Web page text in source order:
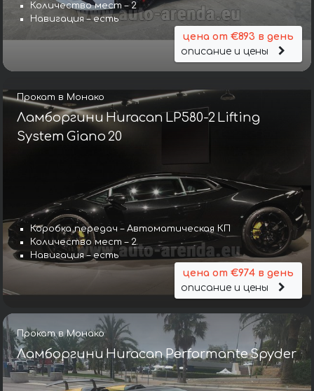
Количество мест – 2
Навигация – есть
цена от €893 в день
описание и цены
Прокат в Монако
Ламборгини Huracan LP580-2 Lifting
System Giano 20
Коробка передач – Автоматическая КП
Количество мест – 2
Навигация – есть
цена от €974 в день
описание и цены
Прокат в Монако
Ламборгини Huracan Performante Spyder